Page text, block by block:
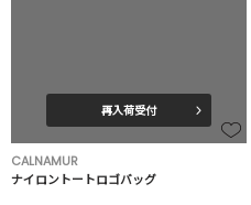
再入荷受付
CALNAMUR
ナイロントートロゴバッグ